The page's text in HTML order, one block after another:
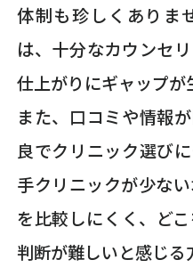
体制も珍しくありま
は、十分なカウンセ
仕上がりにギャップが
また、口コミや情報
良でクリニック選び
手クリニックが少な
を比較しにくく、ど
判断が難しいと感じる